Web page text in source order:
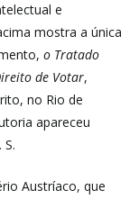
e
mostra a única
o Tratado
de Votar,
no Rio de
apareceu
Austríaco, que